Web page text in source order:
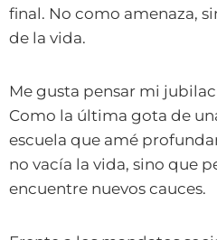
final. No como amenaza,
de la vida.
Me gusta pensar mi
Como la última gota de
escuela que amé
no vacía la vida, sino que
encuentre nuevos cauces.